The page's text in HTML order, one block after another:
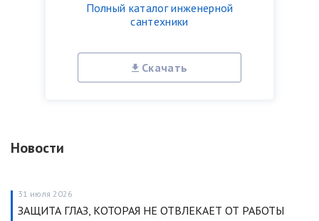
Полный каталог инженерной
сантехники
Скачать
Новости
31 июля 2026
ЗАЩИТА ГЛАЗ, КОТОРАЯ НЕ ОТВЛЕКАЕТ ОТ РАБОТЫ